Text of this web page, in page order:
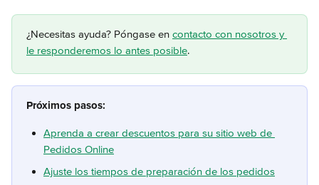
¿Necesitas ayuda? Póngase en contacto con nosotros y
le responderemos lo antes posible.
Próximos pasos:
Aprenda a crear descuentos para su sitio web de
Pedidos Online
Ajuste los tiempos de preparación de los pedidos